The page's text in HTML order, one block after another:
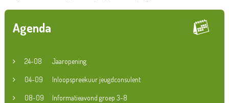
Agenda
24-08 Jaaropening
04-09 Inloopspreekuur jeugdconsulent
08-09 Informatieavond groep 3-8